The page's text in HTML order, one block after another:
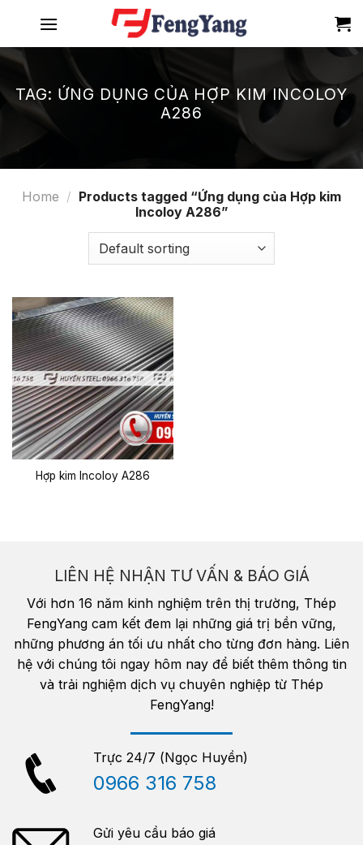
content
TAG: ỨNG DỤNG CỦA HỢP KIM INCOLOY
A286
Home / Products tagged “Ứng dụng của Hợp kim
Incoloy A286”
Hợp kim Incoloy A286
LIÊN HỆ NHẬN TƯ VẤN & BÁO GIÁ
Với hơn 16 năm kinh nghiệm trên thị trường, Thép
FengYang cam kết đem lại những giá trị bền vững,
những phương án tối ưu nhất cho từng đơn hàng. Liên
hệ với chúng tôi ngay hôm nay để biết thêm thông tin
và trải nghiệm dịch vụ chuyên nghiệp từ Thép
FengYang!
Trực 24/7 (Ngọc Huyền)
0966 316 758
Gửi yêu cầu báo giá